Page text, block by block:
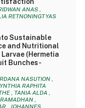
ANAS ,
RETNONINGTYAS
Sustainable
and Nutritional
(Hermetia
Bunches-
NASUTION ,
RAPHITA
, TANIA ALDA ,
,
, JOHANNES